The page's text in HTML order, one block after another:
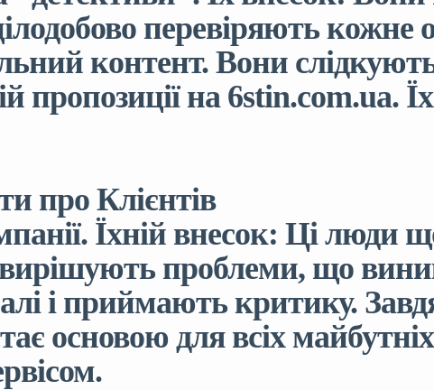
перевіряють кожне
контент. Вони
на 6stin.com.ua.
про Клієнтів
Їхній внесок: Ці люди
проблеми, що
і приймають критику.
основою для всіх